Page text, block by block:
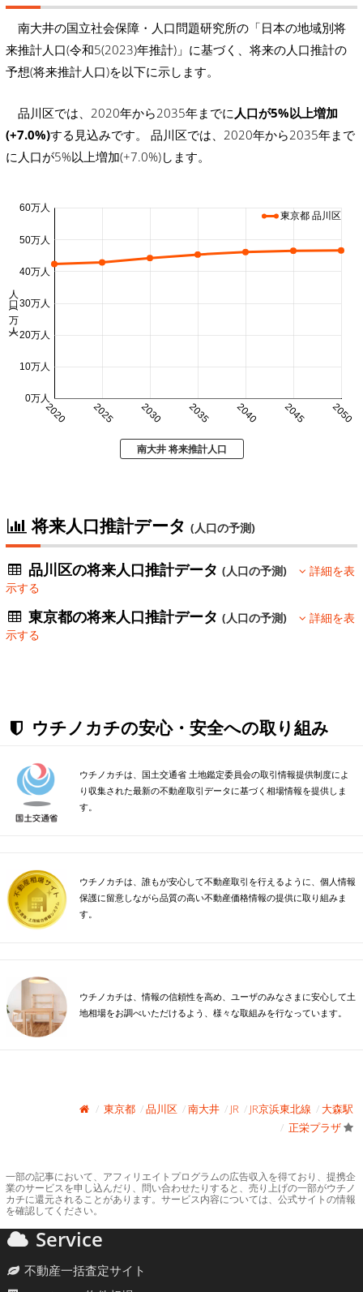
南大井の国立社会保障・人口問題研究所の「日本の地域別将
来推計人口(令和5(2023)年推計)」に基づく、将来の人口推計の
予想(将来推計人口)を以下に示します。
品川区では、2020年から2035年までに 人口が5%以上増加
(+7.0%)する見込みです。 品川区では、2020年から2035年まで
に人口が5%以上増加(+7.0%)します。
2020 2025 2030 2035 2040 2045 2050
0万人
10万人
20万人
30万人
40万人
50万人
60万人
人口 (万人)
東京都 品川区
南大井 将来推計人口
将来人口推計データ (人口の予測)
品川区の将来人口推計データ(人口の予測)
詳細を表
示する
東京都の将来人口推計データ(人口の予測)
詳細を表
示する
ウチノカチの安心・安全への取り組み
ウチノカチは、国土交通省 土地鑑定委員会の取引情報提供制度によ
り収集された最新の不動産取引データに基づく相場情報を提供しま
す。
ウチノカチは、誰もが安心して不動産取引を行えるように、個人情報
保護に留意しながら品質の高い不動産価格情報の提供に取り組みま
す。
ウチノカチは、情報の信頼性を高め、ユーザのみなさまに安心して土
地相場をお調べいただけるよう、様々な取組みを行なっています。
東京都 品川区 南大井 JR JR京浜東北線
大森駅
正栄プラザ
一部の記事において、アフィリエイトプログラムの広告収入を得ており、提携企
業のサービスを申し込んだり、問い合わせたりすると、売り上げの一部がウチノ
カチに還元されることがあります。サービス内容については、公式サイトの情報
を確認してください。
Service
不動産一括査定サイト